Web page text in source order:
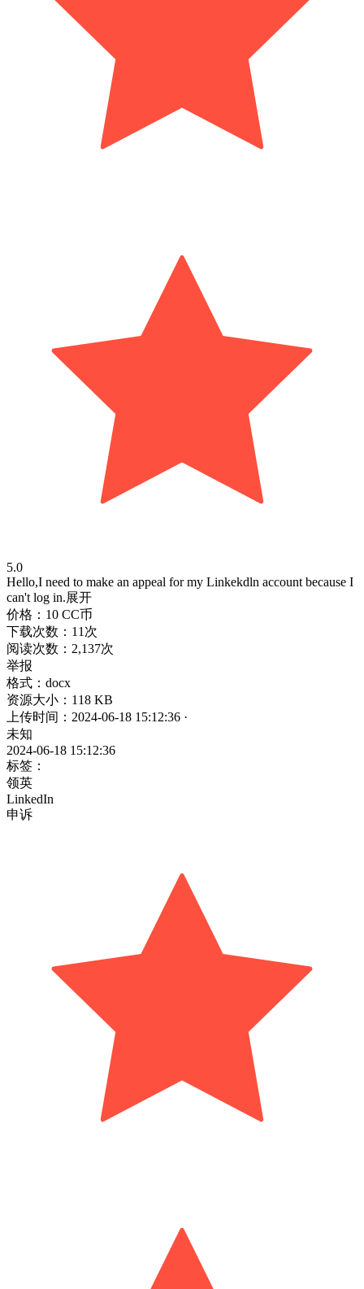
5.0
Hello,I need to make an appeal for my Linkekdln account because I
can't log in.展开
价格：10 CC币
下载次数：11次
阅读次数：2,137次
举报
格式：docx
资源大小：118 KB
上传时间：2024-06-18 15:12:36 ·
未知
2024-06-18 15:12:36
标签：
领英
LinkedIn
申诉